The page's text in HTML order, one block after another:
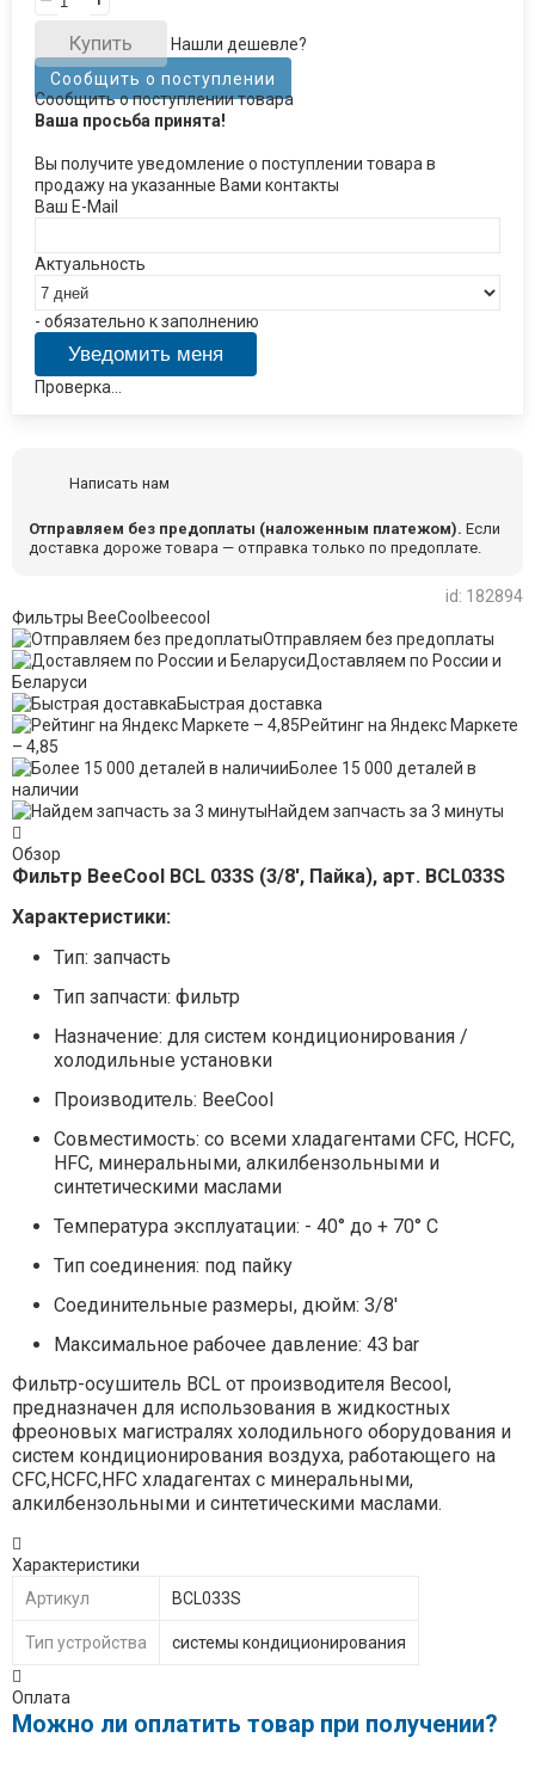
Купить
Нашли дешевле?
Сообщить о поступлении
Сообщить о поступлении товара
Ваша просьба принята!
Вы получите уведомление о поступлении товара в
продажу на указанные Вами контакты
Ваш E-Mail
Актуальность
- обязательно к заполнению
Проверка...
Написать нам
Отправляем без предоплаты (наложенным платежом). Если
доставка дороже товара — отправка только по предоплате.
id: 182894
Фильтры BeeCool beecool
Отправляем без предоплаты
Доставляем по России и
Беларуси
Быстрая доставка
Рейтинг на Яндекс Маркете
– 4,85
Более 15 000 деталей в
наличии
Найдем запчасть за 3 минуты
Обзор
Фильтр BeeCool BCL 033S (3/8', Пайка), арт. BCL033S
Характеристики:
Тип: запчасть
Тип запчасти: фильтр
Назначение: для систем кондиционирования /
холодильные установки
Производитель: BeeCool
Совместимость: со всеми хладагентами CFC, HCFC,
HFC, минеральными, алкилбензольными и
синтетическими маслами
Температура эксплуатации: - 40° до + 70° С
Тип соединения: под пайку
Соединительные размеры, дюйм: 3/8'
Максимальное рабочее давление: 43 bar
Фильтр-осушитель BCL от производителя Becool,
предназначен для использования в жидкостных
фреоновых магистралях холодильного оборудования и
систем кондиционирования воздуха, работающего на
CFC,HCFC,HFC хладагентах c минеральными,
алкилбензольными и синтетическими маслами.
Характеристики
Артикул
BCL033S
Тип устройства системы кондиционирования
Оплата
Можно ли оплатить товар при получении?